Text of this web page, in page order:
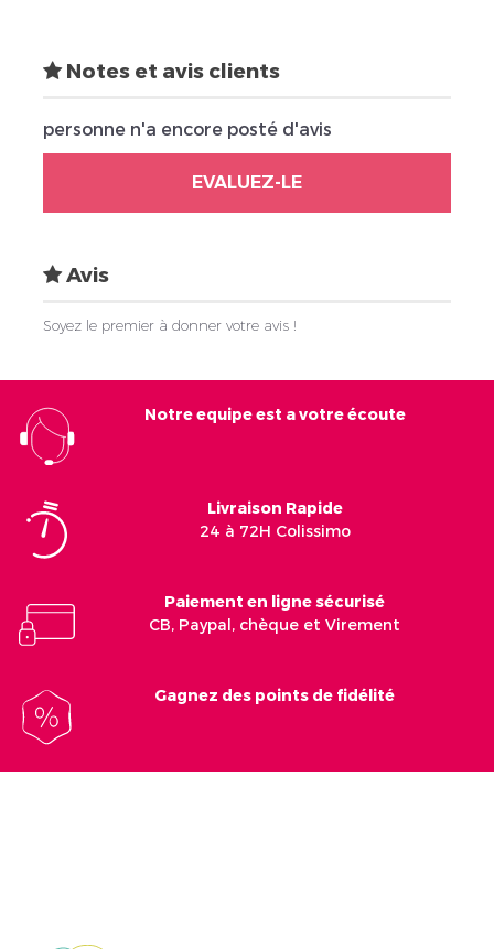
Notes et avis clients
personne n'a encore posté d'avis
EVALUEZ-LE
Avis
Soyez le premier à donner votre avis !
Notre equipe est a votre écoute
Livraison Rapide
24 à 72H Colissimo
Paiement en ligne sécurisé
CB, Paypal, chèque et Virement
Gagnez des points de fidélité